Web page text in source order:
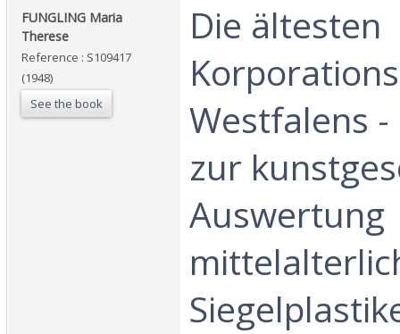
‎FUNGLING Maria
Therese‎
Reference : S109417
(1948)
See the book
‎Die ältesten
Westfalens
zur
Auswertung